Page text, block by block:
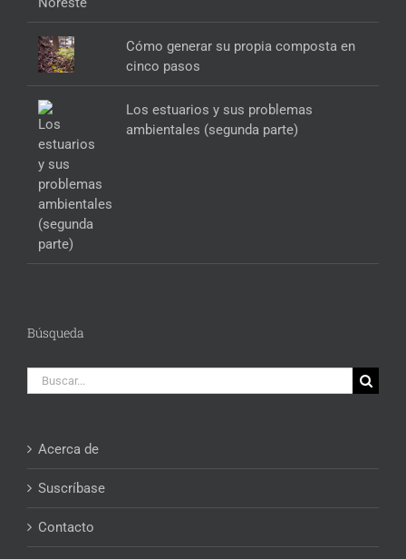
Cómo generar su propia composta en
cinco pasos
Los estuarios y sus problemas
ambientales (segunda parte)
Búsqueda
Buscar:
Acerca de
Suscríbase
Contacto